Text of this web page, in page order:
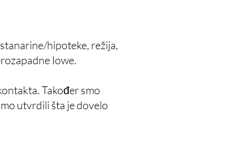
hipoteke, režija,
Iowe.
Također smo
utvrdili šta je dovelo